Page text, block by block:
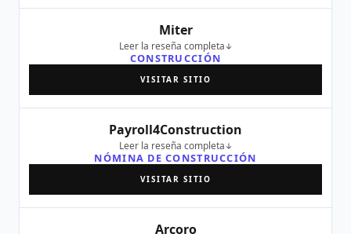
Miter
Leer la reseña completa
CONSTRUCCIÓN
VISITAR SITIO
Payroll4Construction
Leer la reseña completa
NÓMINA DE CONSTRUCCIÓN
VISITAR SITIO
Arcoro